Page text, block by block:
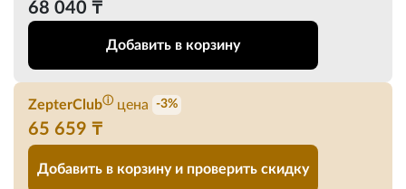
68 040 ₸
Добавить в корзину
ZepterClubⓘ цена -3%
65 659 ₸
Добавить в корзину и проверить скидку